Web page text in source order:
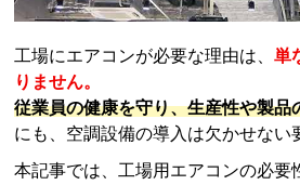
工場にエアコンが必要な理由は、単
りません。
従業員の健康を守り、生産性や製品
にも、空調設備の導入は欠かせない
本記事では、工場用エアコンの必要